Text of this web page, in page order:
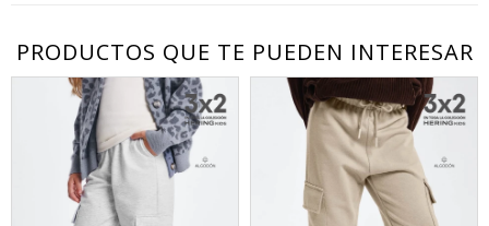
PRODUCTOS QUE TE PUEDEN INTERESAR